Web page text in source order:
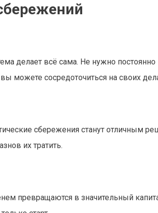
делает всё сама. Не нужно постоянно
можете сосредоточиться на своих
сбережения станут отличным
их тратить.
превращаются в значительный